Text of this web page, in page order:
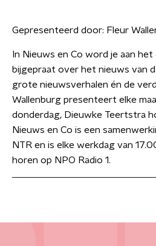
Gepresenteerd door: Fleur
In Nieuws en Co word je aan
bijgepraat over het nieuws van
grote nieuwsverhalen én de
Wallenburg presenteert elke
donderdag, Dieuwke Teertstra
Nieuws en Co is een
NTR en is elke werkdag van
horen op NPO Radio 1.